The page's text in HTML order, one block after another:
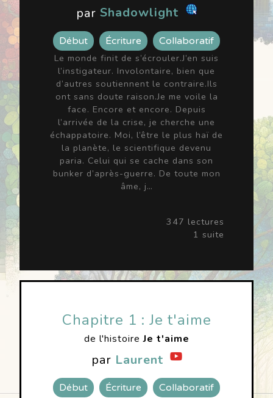
par Shadowlight
Début Écriture
Collaboratif
Le monde finit de s’écrouler.J’en suis
l’instigateur. Involontaire, bien que
d’autres soutiennent le contraire.Ils
ont sans doute raison.Je me voile la
face. Encore et encore. Depuis
l’arrivée de la crise, je cherche une
échappatoire. Moi, l’être le plus haï de
la planète, le scientifique devenu
paria. Celui qui se cache dans son
bunker d’après-guerre. De toute mon
âme, j…
347 lectures
1 suite
Chapitre 1 : Je t'aime
de l'histoireJe t'aime
par Laurent
Début Écriture
Collaboratif